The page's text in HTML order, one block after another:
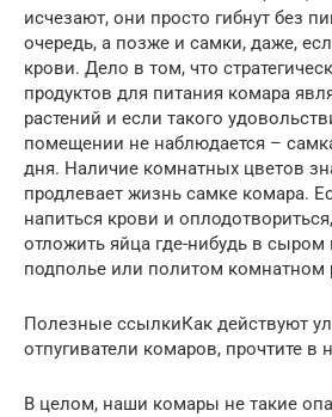
исчезают, они просто гибнут без
очередь, а позже и самки, даже,
крови. Дело в том, что
продуктов для питания комара
растений и если такого
помещении не наблюдается –
дня. Наличие комнатных цветов
продлевает жизнь самке комара.
напиться крови и
отложить яйца где-нибудь в сыром
подполье или политом комнатном
Полезные ссылкиКак действуют
отпугиватели комаров, прочтите в
В целом, наши комары не такие